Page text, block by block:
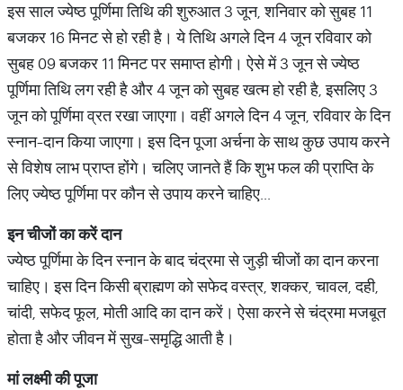
इस साल ज्येष्ठ पूर्णिमा तिथि की शुरुआत 3 जून, शनिवार को सुबह 11
बजकर 16 मिनट से हो रही है। ये तिथि अगले दिन 4 जून रविवार को
सुबह 09 बजकर 11 मिनट पर समाप्त होगी। ऐसे में 3 जून से ज्येष्ठ
पूर्णिमा तिथि लग रही है और 4 जून को सुबह खत्म हो रही है, इसलिए 3
जून को पूर्णिमा व्रत रखा जाएगा। वहीं अगले दिन 4 जून, रविवार के दिन
स्नान-दान किया जाएगा। इस दिन पूजा अर्चना के साथ कुछ उपाय करने
से विशेष लाभ प्राप्त होंगे। चलिए जानते हैं कि शुभ फल की प्राप्ति के
लिए ज्येष्ठ पूर्णिमा पर कौन से उपाय करने चाहिए...
इन चीजों का करें दान
ज्येष्ठ पूर्णिमा के दिन स्नान के बाद चंद्रमा से जुड़ी चीजों का दान करना
चाहिए। इस दिन किसी ब्राह्मण को सफेद वस्त्र, शक्कर, चावल, दही,
चांदी, सफेद फूल, मोती आदि का दान करें। ऐसा करने से चंद्रमा मजबूत
होता है और जीवन में सुख-समृद्धि आती है।
मां लक्ष्मी की पूजा